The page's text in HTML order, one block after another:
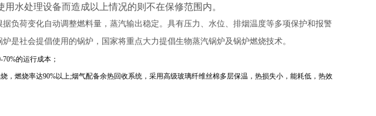
水处理设备而造成以上情况的则不在保修范围内。
据负荷变化自动调整燃料量，蒸汽输出稳定。具有压力、水位、排烟温度等多项保护和报警
是社会提倡使用的锅炉，国家将重点大力提倡生物蒸汽锅炉及锅炉燃烧技术。
的运行成本；
，燃烧率达90%以上;烟气配备余热回收系统，采用高级玻璃纤维丝棉多层保温，热损失小，能耗低，热效